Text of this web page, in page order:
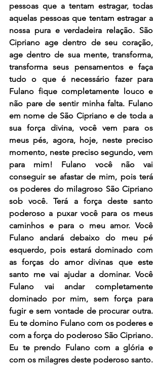
pessoas que a tentam estragar, todas
aquelas pessoas que tentam estragar a
nossa pura e verdadeira relação. São
Cipriano age dentro de seu coração,
age dentro de sua mente, transforma,
transforma seus pensamentos e faça
tudo o que é necessário fazer para
Fulano fique completamente louco e
não pare de sentir minha falta. Fulano
em nome de São Cipriano e de toda a
sua força divina, você vem para os
meus pés, agora, hoje, neste preciso
momento, neste preciso segundo, vem
para mim! Fulano você não vai
conseguir se afastar de mim, pois terá
os poderes do milagroso São Cipriano
sob você. Terá a força deste santo
poderoso a puxar você para os meus
caminhos e para o meu amor. Você
Fulano andará debaixo do meu pé
esquerdo, pois estará dominado com
as forças do amor divinas que este
santo me vai ajudar a dominar. Você
Fulano vai andar completamente
dominado por mim, sem força para
fugir e sem vontade de procurar outra.
Eu te domino Fulano com os poderes e
com a força do poderoso São Cipriano.
Eu te prendo Fulano com a glória e
com os milagres deste poderoso santo.